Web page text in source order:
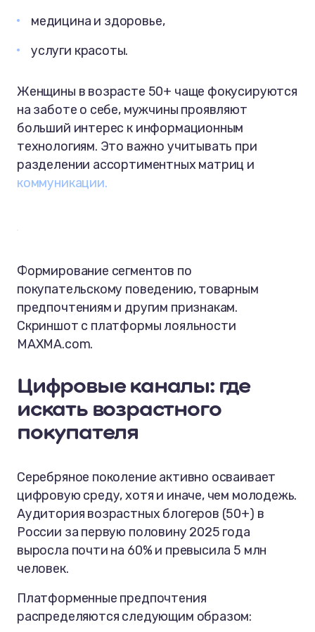
медицина и здоровье,
услуги красоты.
Женщины в возрасте 50+ чаще фокусируются
на заботе о себе, мужчины проявляют
больший интерес к информационным
технологиям. Это важно учитывать при
разделении ассортиментных матриц и
коммуникации.
Формирование сегментов по
покупательскому поведению, товарным
предпочтениям и другим признакам.
Скриншот с платформы лояльности
MAXMA.com.
Цифровые каналы: где
искать возрастного
покупателя
Серебряное поколение активно осваивает
цифровую среду, хотя и иначе, чем молодежь.
Аудитория возрастных блогеров (50+) в
России за первую половину 2025 года
выросла почти на 60% и превысила 5 млн
человек.
Платформенные предпочтения
распределяются следующим образом: